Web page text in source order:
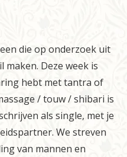
die op onderzoek uit
Deze week is
hebt met tantra of
/ touw /shibari is
als single, met je
We streven
van mannen en